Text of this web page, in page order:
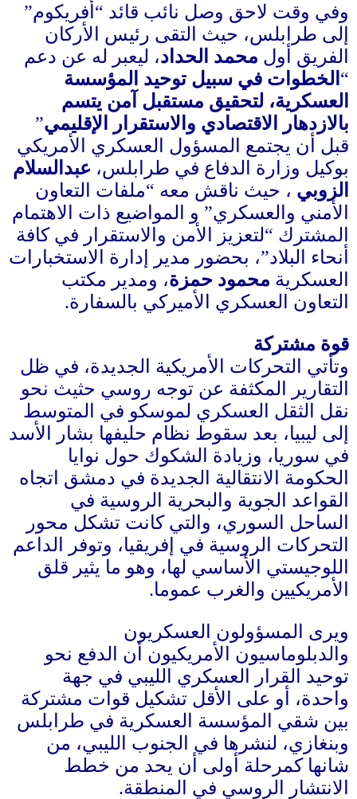
وفي وقت لاحق وصل نائب قائد “أفريكوم”
إلى طرابلس، حيث التقى رئيس الأركان
الفريق أول محمد الحداد، ليعبر له عن دعم
“ الخطوات في سبيل توحيد المؤسسة
العسكرية، لتحقيق مستقبل آمن يتسم
بالازدهار الاقتصادي والاستقرار الإقليمي”
قبل أن يجتمع المسؤول العسكري الأمريكي
بوكيل وزارة الدفاع في طرابلس، عبدالسلام
الزوبي ، حيث ناقش معه “ملفات التعاون
الأمني والعسكري” و المواضيع ذات الاهتمام
المشترك “لتعزيز الأمن والاستقرار في كافة
أنحاء البلاد”، بحضور مدير إدارة الاستخبارات
العسكرية محمود حمزة، ومدير مكتب
التعاون العسكري الأميركي بالسفارة.
قوة مشتركة
وتأتي التحركات الأمريكية الجديدة، في ظل
التقارير المكثفة عن توجه روسي حثيث نحو
نقل الثقل العسكري لموسكو في المتوسط
إلى ليبيا، بعد سقوط نظام حليفها بشار الأسد
في سوريا، وزيادة الشكوك حول نوايا
الحكومة الانتقالية الجديدة في دمشق اتجاه
القواعد الجوية والبحرية الروسية في
الساحل السوري، والتي كانت تشكل محور
التحركات الروسية في إفريقيا، وتوفر الداعم
اللوجيستي الأساسي لها، وهو ما يثير قلق
الأمريكيين والغرب عموما.
ويرى المسؤولون العسكريون
والدبلوماسيون الأمريكيون أن الدفع نحو
توحيد القرار العسكري الليبي في جهة
واحدة، أو على الأقل تشكيل قوات مشتركة
بين شقي المؤسسة العسكرية في طرابلس
وبنغازي، لنشرها في الجنوب الليبي، من
شانها كمرحلة أولى أن يحد من خطط
الانتشار الروسي في المنطقة.